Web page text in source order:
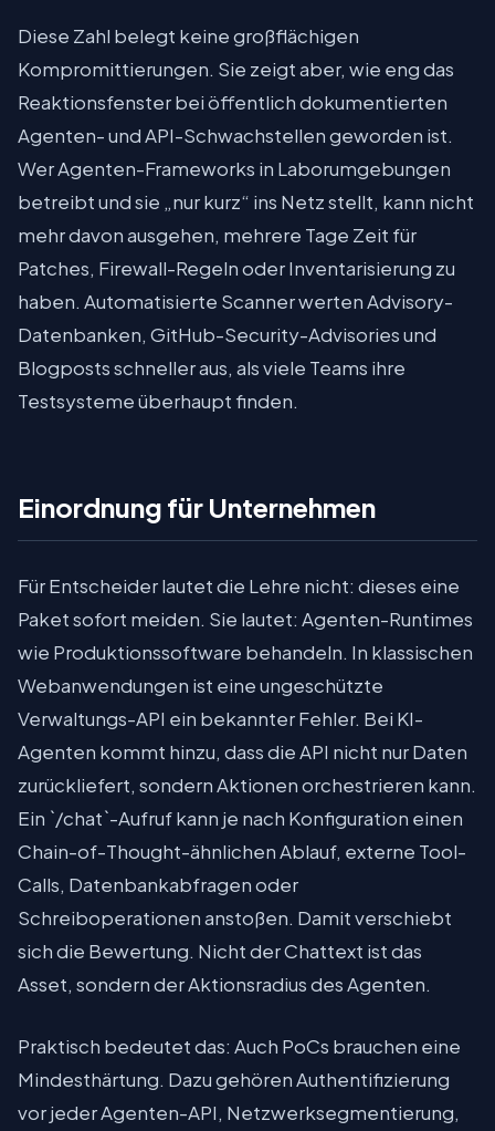
Diese Zahl belegt keine großflächigen
Kompromittierungen. Sie zeigt aber, wie eng das
Reaktionsfenster bei öffentlich dokumentierten
Agenten- und API-Schwachstellen geworden ist.
Wer Agenten-Frameworks in Laborumgebungen
betreibt und sie „nur kurz“ ins Netz stellt, kann nicht
mehr davon ausgehen, mehrere Tage Zeit für
Patches, Firewall-Regeln oder Inventarisierung zu
haben. Automatisierte Scanner werten Advisory-
Datenbanken, GitHub-Security-Advisories und
Blogposts schneller aus, als viele Teams ihre
Testsysteme überhaupt finden.
Einordnung für Unternehmen
Für Entscheider lautet die Lehre nicht: dieses eine
Paket sofort meiden. Sie lautet: Agenten-Runtimes
wie Produktionssoftware behandeln. In klassischen
Webanwendungen ist eine ungeschützte
Verwaltungs-API ein bekannter Fehler. Bei KI-
Agenten kommt hinzu, dass die API nicht nur Daten
zurückliefert, sondern Aktionen orchestrieren kann.
Ein `/chat`-Aufruf kann je nach Konfiguration einen
Chain-of-Thought-ähnlichen Ablauf, externe Tool-
Calls, Datenbankabfragen oder
Schreiboperationen anstoßen. Damit verschiebt
sich die Bewertung. Nicht der Chattext ist das
Asset, sondern der Aktionsradius des Agenten.
Praktisch bedeutet das: Auch PoCs brauchen eine
Mindesthärtung. Dazu gehören Authentifizierung
vor jeder Agenten-API, Netzwerksegmentierung,